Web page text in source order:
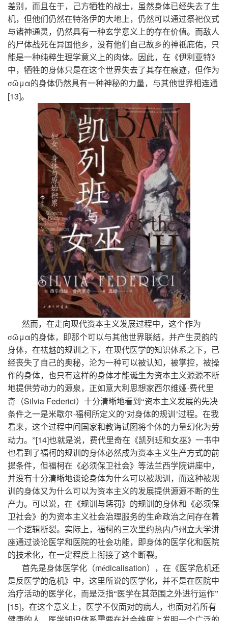
差别，而且在于，己方牺牲的战士，虽然身体已经失去了生
机，但他们仍然在特洛伊的大地上，仍然可以通过祭祀仪式
与诸神通灵，仍然具有一种玄学意义上的存在价值。而敌人
的尸体战死在异国他乡，没有他们自己故乡的神祗庇佑，只
能是一种纯粹生理学意义上的肉体。因此，在《伊利亚特》
中，牺牲的身体只是在这个世界失去了其存在痕迹，但作为
σῶμα的身体仍然具有一种神秘的力量，与其他世界相连通
[13]。
然而，在走向现代资本主义发展过程中，这个作为
σῶμα的身体，即那个可以与其他世界联结，并产生灵韵的
身体，在祛魅的规训之下，在现代医学的知识体系之下，已
经丧失了自己的奥秘，沦为一种可以被认知，被掌控，被操
作的身体，也只有这样的身体才能诞生为资本主义源源不断
地提供劳动力的源泉，正如意大利思想家西尔维娅·费代里
奇（Silvia Federici）十分清晰地看到“资本主义发展的先决
条件之一是米歇尔·福柯所定义的‘对身体的规训’过程。在我
看来，这个过程中间国家和教诲试图将个体的力量幻化为劳
动力。”[14]也就是说，费代里奇在《凯列班和女巫》一书中
也看到了福柯的规训的身体必然成为资本主义生产方式的前
提条件，但福柯在《必须保卫社会》等法兰西学院讲座中，
并没有十分清晰地谈论身体为什么可以被规训，而这种被规
训的身体又为什么可以为资本主义的发展提供源源不断的生
产力。可以说，在《规训与惩罚》的规训的身体和《必须保
卫社会》的为资本主义社会治理服务的生命政治之间存在着
一个逻辑断裂。实际上，福柯的三次里约热内卢州立大学讲
座通过谈论医学和医院的社会功能，即身体的医学化和医院
的技术化，在一定程度上衔接了这个断裂。
首先是身体医学化（médicalisation），在《医学危机还
是反医学的危机》中，这里所说的医学化，并不是在医院中
治疗活动的医学化，而是泛指“医学在其范围之外进行运作”
[15]，在这个意义上，医学不仅面对的病人，也面对着所有